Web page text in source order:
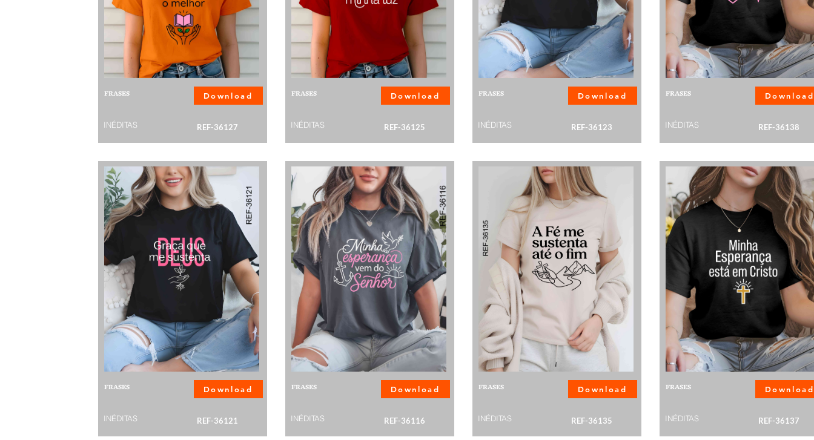
FRASES Download
INÉDITAS REF-36127
FRASES Download
INÉDITAS REF-36121
FRASES Download
INÉDITAS REF-36125
FRASES Download
INÉDITAS REF-36116
FRASES Download
INÉDITAS REF-36123
FRASES Download
INÉDITAS REF-36135
FRASES Download
INÉDITAS REF-36138
FRASES Download
INÉDITAS REF-36137